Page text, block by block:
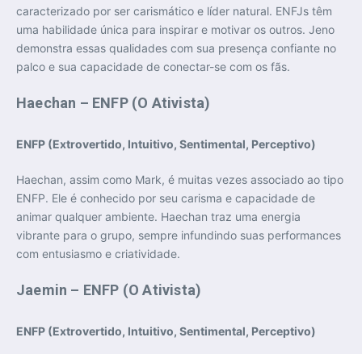
caracterizado por ser carismático e líder natural. ENFJs têm
uma habilidade única para inspirar e motivar os outros. Jeno
demonstra essas qualidades com sua presença confiante no
palco e sua capacidade de conectar-se com os fãs.
Haechan – ENFP (O Ativista)
ENFP (Extrovertido, Intuitivo, Sentimental, Perceptivo)
Haechan, assim como Mark, é muitas vezes associado ao tipo
ENFP. Ele é conhecido por seu carisma e capacidade de
animar qualquer ambiente. Haechan traz uma energia
vibrante para o grupo, sempre infundindo suas performances
com entusiasmo e criatividade.
Jaemin – ENFP (O Ativista)
ENFP (Extrovertido, Intuitivo, Sentimental, Perceptivo)